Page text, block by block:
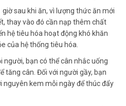
sau khi ăn, vì lượng thức ăn mới
thay vào đó cần nạp thêm chất
hệ tiêu hóa hoạt động khó khăn
của hệ thống tiêu hóa.
bạn có thể cân nhắc uống
tăng cân. Đối với người gầy, bạn
nguyên kem mỗi ngày để thúc đẩy